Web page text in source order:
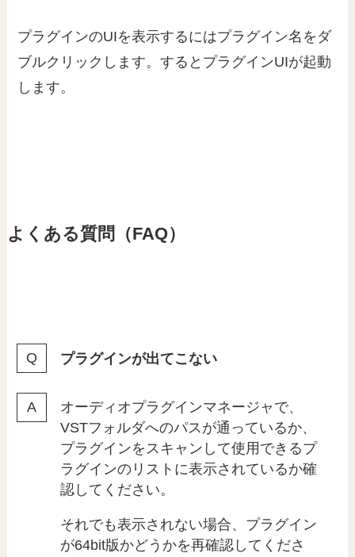
プラグインのUIを表示するにはプラグイン名をダ
ブルクリックします。するとプラグインUIが起動
します。
よくある質問（FAQ）
プラグインが出てこない
オーディオプラグインマネージャで、
VSTフォルダへのパスが通っているか、
プラグインをスキャンして使用できるプ
ラグインのリストに表示されているか確
認してください。
それでも表示されない場合、プラグイン
が64bit版かどうかを再確認してくださ